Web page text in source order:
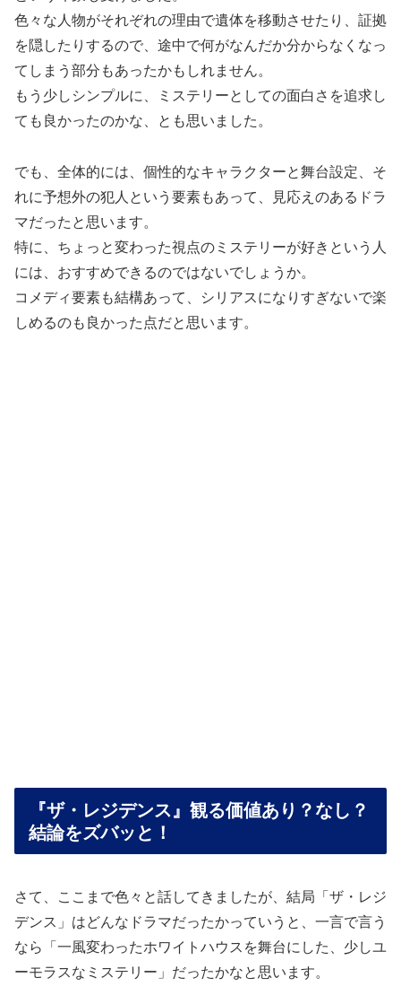
色々な人物がそれぞれの理由で遺体を移動させたり、証拠
を隠したりするので、途中で何がなんだか分からなくなっ
てしまう部分もあったかもしれません。
もう少しシンプルに、ミステリーとしての面白さを追求し
ても良かったのかな、とも思いました。
でも、全体的には、個性的なキャラクターと舞台設定、そ
れに予想外の犯人という要素もあって、見応えのあるドラ
マだったと思います。
特に、ちょっと変わった視点のミステリーが好きという人
には、おすすめできるのではないでしょうか。
コメディ要素も結構あって、シリアスになりすぎないで楽
しめるのも良かった点だと思います。
『ザ・レジデンス』観る価値あり？なし？
結論をズバッと！
さて、ここまで色々と話してきましたが、結局「ザ・レジ
デンス」はどんなドラマだったかっていうと、一言で言う
なら「一風変わったホワイトハウスを舞台にした、少しユ
ーモラスなミステリー」だったかなと思います。